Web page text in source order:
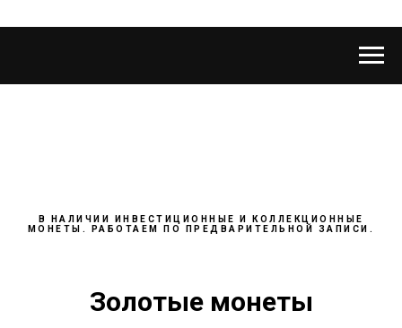
В НАЛИЧИИ ИНВЕСТИЦИОННЫЕ И КОЛЛЕКЦИОННЫЕ
МОНЕТЫ. РАБОТАЕМ ПО ПРЕДВАРИТЕЛЬНОЙ ЗАПИСИ.
Золотые монеты